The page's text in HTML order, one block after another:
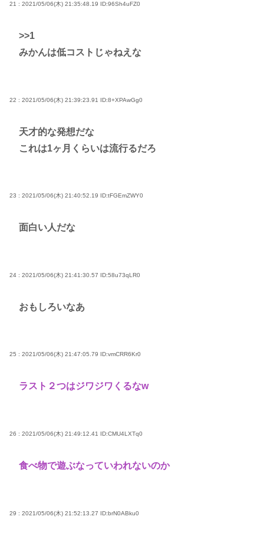
21 : 2021/05/06(木) 21:35:48.19 ID:96Sh4uFZ0
>>1
みかんは低コストじゃねえな
22 : 2021/05/06(木) 21:39:23.91 ID:8+XPAwGg0
天才的な発想だな
これは1ヶ月くらいは流行るだろ
23 : 2021/05/06(木) 21:40:52.19 ID:tFGEmZWY0
面白い人だな
24 : 2021/05/06(木) 21:41:30.57 ID:58u73qLR0
おもしろいなあ
25 : 2021/05/06(木) 21:47:05.79 ID:vmCRR6Kr0
ラスト２つはジワジワくるなw
26 : 2021/05/06(木) 21:49:12.41 ID:CMU4LXTq0
食べ物で遊ぶなっていわれないのか
29 : 2021/05/06(木) 21:52:13.27 ID:brN0ABku0